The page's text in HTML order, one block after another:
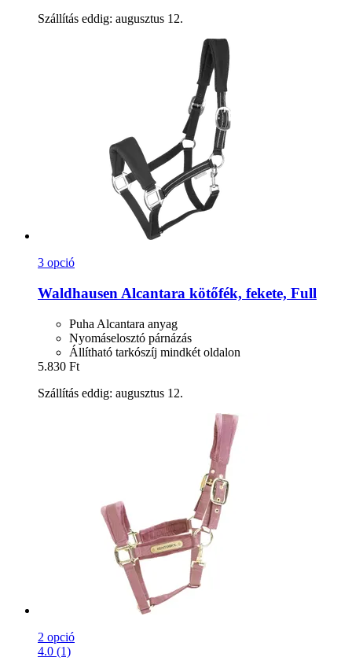
Szállítás eddig: augusztus 12.
3 opció
Waldhausen Alcantara kötőfék, fekete, Full
Puha Alcantara anyag
Nyomáselosztó párnázás
Állítható tarkószíj mindkét oldalon
5.830 Ft
Szállítás eddig: augusztus 12.
2 opció
4.0 (1)